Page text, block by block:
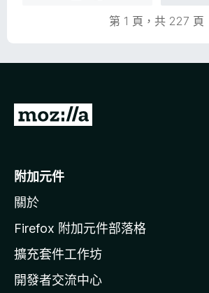
第 1 頁，共 227 頁
前
o
i
l
a
官
附加元件
關於
Firefox 附加元件部落格
擴充套件工作坊
開發者交流中心